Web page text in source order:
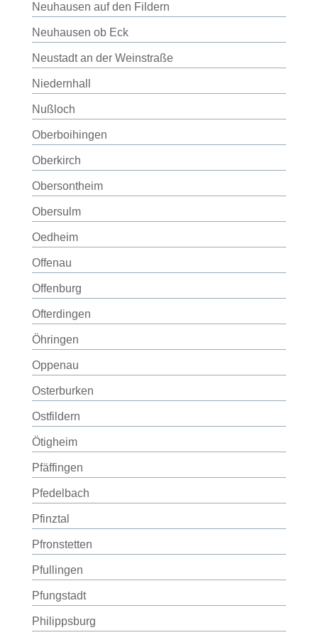
Neuhausen auf den Fildern
Neuhausen ob Eck
Neustadt an der Weinstraße
Niedernhall
Nußloch
Oberboihingen
Oberkirch
Obersontheim
Obersulm
Oedheim
Offenau
Offenburg
Ofterdingen
Öhringen
Oppenau
Osterburken
Ostfildern
Ötigheim
Pfäffingen
Pfedelbach
Pfinztal
Pfronstetten
Pfullingen
Pfungstadt
Philippsburg